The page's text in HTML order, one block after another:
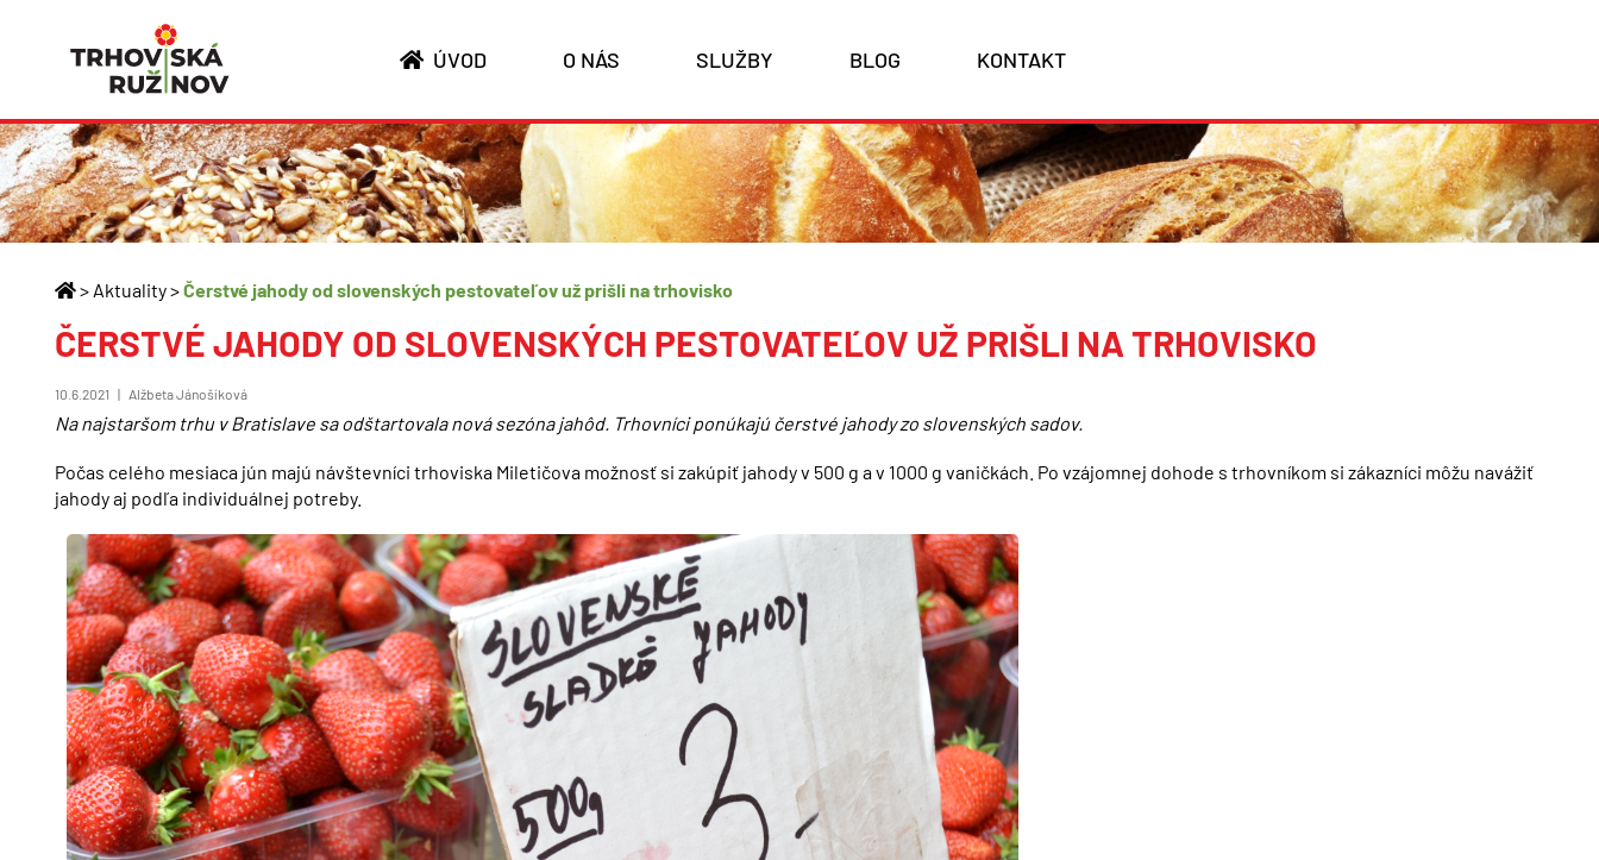
ÚVOD O NÁS SLUŽBY BLOG KONTAKT
Aktuality Čerstvé jahody od slovenských pestovateľov už prišli na trhovisko
ČERSTVÉ JAHODY OD SLOVENSKÝCH PESTOVATEĽOV UŽ PRIŠLI NA TRHOVISKO
10.6.2021 | Alžbeta Jánošíková
Na najstaršom trhu v Bratislave sa odštartovala nová sezóna jahôd. Trhovníci ponúkajú čerstvé jahody zo slovenských sadov.
Počas celého mesiaca jún majú návštevníci trhoviska Miletičova možnosť si zakúpiť jahody v 500 g a v 1000 g vaničkách. Po vzájomnej dohode s trhovníkom si zákazníci môžu navážiť
jahody aj podľa individuálnej potreby.